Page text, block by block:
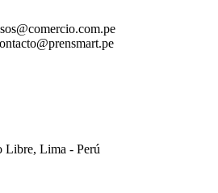
Libre, Lima - Perú